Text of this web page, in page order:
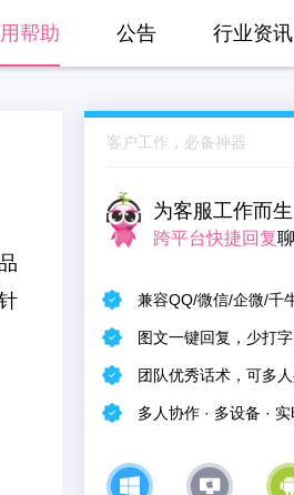
帮助 公告 行业资讯
客户工作，必备神器
为客服工作而生
跨平台快捷回复
兼容QQ/微信/企微/千
图文一键回复，少打
团队优秀话术，可多
多人协作 · 多设备 ·